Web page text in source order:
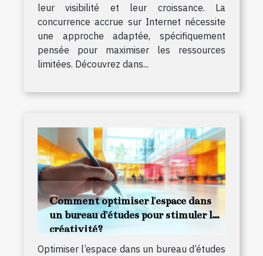
leur visibilité et leur croissance. La
concurrence accrue sur Internet nécessite
une approche adaptée, spécifiquement
pensée pour maximiser les ressources
limitées. Découvrez dans...
Comment optimiser l'espace dans
un bureau d'études pour stimuler la
créativité?
Optimiser l’espace dans un bureau d’études